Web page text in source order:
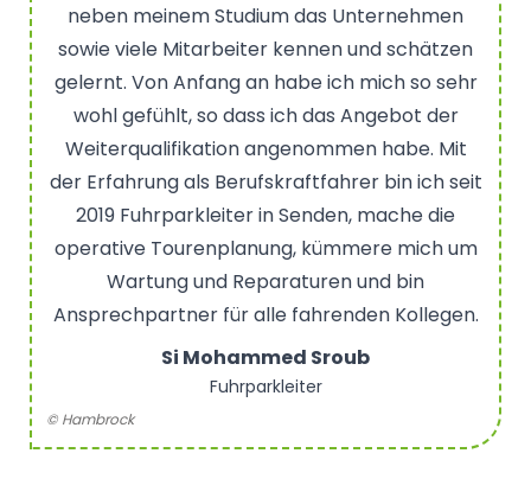
neben meinem Studium das Unternehmen
sowie viele Mitarbeiter kennen und schätzen
gelernt. Von Anfang an habe ich mich so sehr
wohl gefühlt, so dass ich das Angebot der
Weiterqualifikation angenommen habe. Mit
der Erfahrung als Berufskraftfahrer bin ich seit
2019 Fuhrparkleiter in Senden, mache die
operative Tourenplanung, kümmere mich um
Wartung und Reparaturen und bin
Ansprechpartner für alle fahrenden Kollegen.
Si Mohammed Sroub
Fuhrparkleiter
© Hambrock